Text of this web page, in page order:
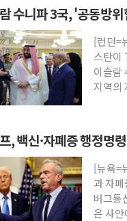
수니파 3국, '공동방
[런던=
스탄이
이슬람
지역의
, 백신·자폐증 행정
[뉴욕=
과 자
버그통
은 사